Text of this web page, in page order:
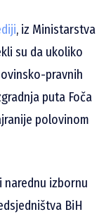
, iz Ministarstva
su da ukoliko
pravnih
puta Foča
polovinom
narednu izbornu
BiH